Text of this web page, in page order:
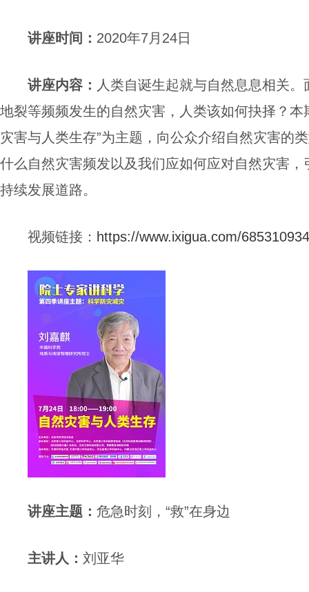
讲座时间： 2020年7月24日
讲座内容 ： 人类自诞生起就与自然息息相关
地裂等频频发生的自然灾害，人类该如何抉择？本
灾害与人类生存”为主题，向公众介绍自然灾害的
什么自然灾害频发以及我们应如何应对自然灾害
持续发展道路。
视频链接： https://www.ixigua.com/
讲座主题： 危急时刻， “救”在身边
主讲人 ： 刘亚华